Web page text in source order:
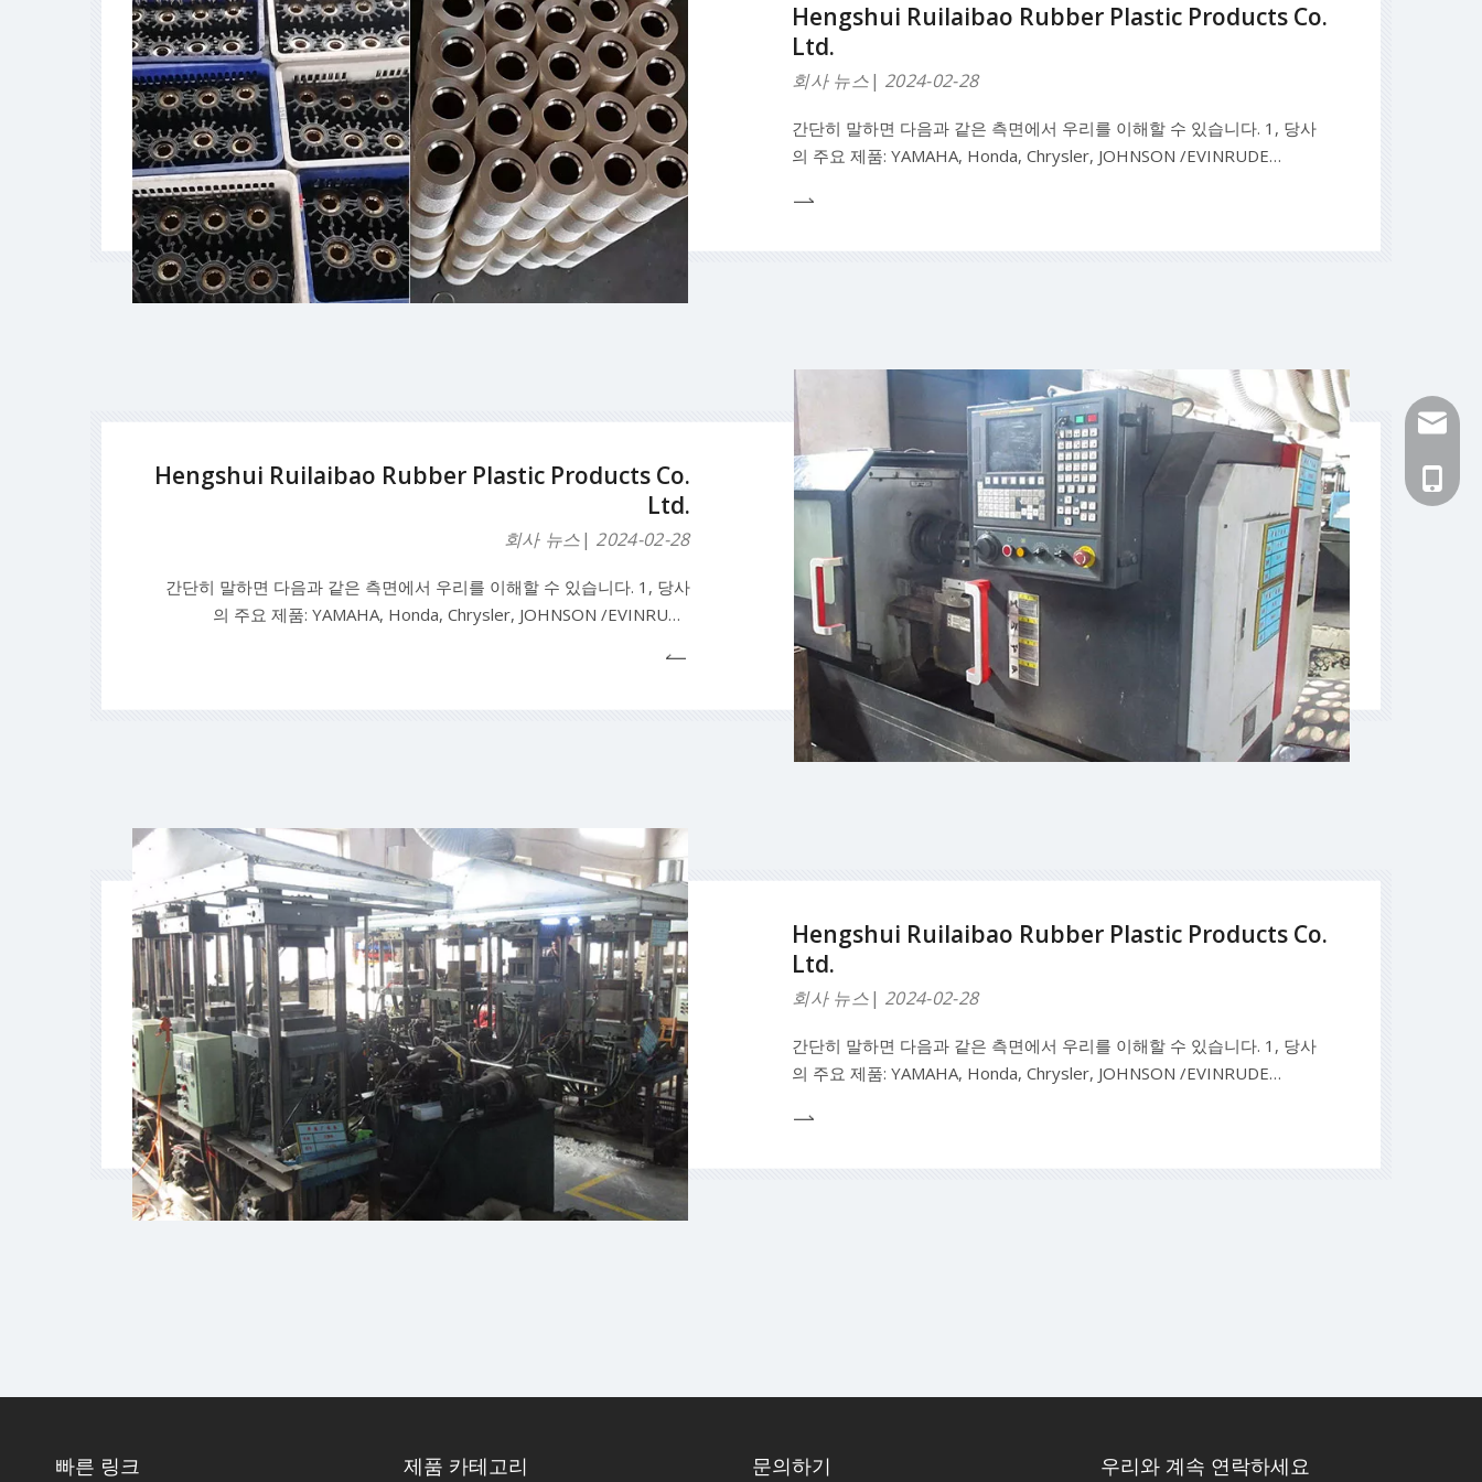
Hengshui Ruilaibao Rubber Plastic Products Co.
Ltd.
회사 뉴스 2024-02-28
간단히 말하면 다음과 같은 측면에서 우리를 이해할 수 있습니다. 1, 당사
의 주요 제품: YAMAHA, Honda, Chrysler, JOHNSON /EVINRUDE
씰 고무 씰링, 직물 강화 고무 씰 고무 워터 스톱 스트립, 고무 가스켓. 기계
Hengshui Ruilaibao Rubber Plastic Products Co.
Ltd.
회사 뉴스 2024-02-28
간단히 말하면 다음과 같은 측면에서 우리를 이해할 수 있습니다. 1, 당사
의 주요 제품: YAMAHA, Honda, Chrysler, JOHNSON /EVINRUDE
Hengshui Ruilaibao Rubber Plastic Products Co.
Ltd.
회사 뉴스 2024-02-28
간단히 말하면 다음과 같은 측면에서 우리를 이해할 수 있습니다. 1, 당사
의 주요 제품: YAMAHA, Honda, Chrysler, JOHNSON /EVINRUDE
씰 고무 씰링, 직물 강화 고무 씰 고무 워터 스톱 스트립, 고무 가스켓. 기계
빠른 링크 제품 카테고리 문의하기
+86-
우리와 계속 연락하세요